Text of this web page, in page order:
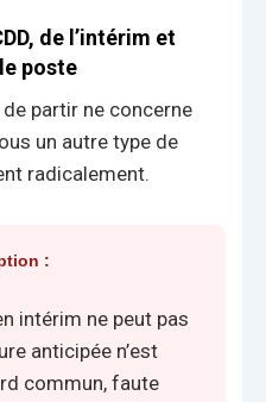
de l’intérim et
poste
partir ne concerne
un autre type de
radicalement.
:
intérim ne peut pas
anticipée n’est
commun, faute